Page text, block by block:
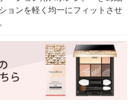
ョンを軽く均一にフィットさせ